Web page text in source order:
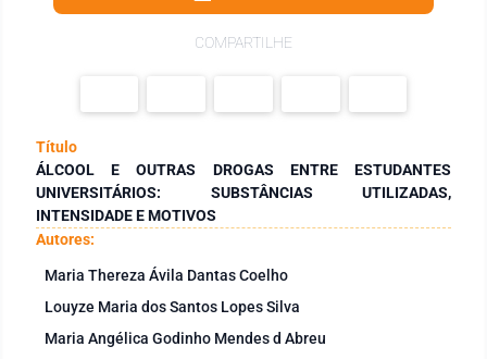
COMPARTILHE
Título
ÁLCOOL E OUTRAS DROGAS ENTRE ESTUDANTES
UNIVERSITÁRIOS: SUBSTÂNCIAS UTILIZADAS,
INTENSIDADE E MOTIVOS
Autores:
Maria Thereza Ávila Dantas Coelho
Louyze Maria dos Santos Lopes Silva
Maria Angélica Godinho Mendes d Abreu